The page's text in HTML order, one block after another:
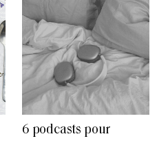
6 podcasts pour